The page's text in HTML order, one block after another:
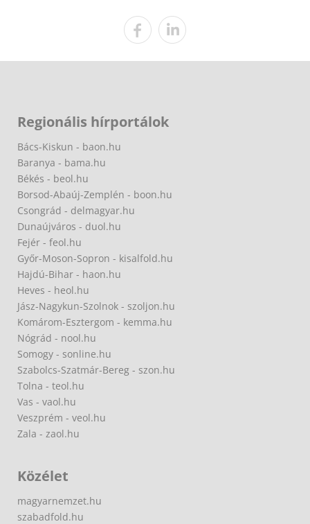
Regionális hírportálok
Bács-Kiskun - baon.hu
Baranya - bama.hu
Békés - beol.hu
Borsod-Abaúj-Zemplén - boon.hu
Csongrád - delmagyar.hu
Dunaújváros - duol.hu
Fejér - feol.hu
Győr-Moson-Sopron - kisalfold.hu
Hajdú-Bihar - haon.hu
Heves - heol.hu
Jász-Nagykun-Szolnok - szoljon.hu
Komárom-Esztergom - kemma.hu
Nógrád - nool.hu
Somogy - sonline.hu
Szabolcs-Szatmár-Bereg - szon.hu
Tolna - teol.hu
Vas - vaol.hu
Veszprém - veol.hu
Zala - zaol.hu
Közélet
magyarnemzet.hu
szabadfold.hu